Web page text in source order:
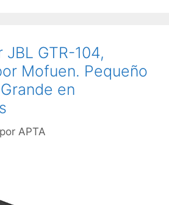
GTR-104,
Mofuen. Pequeño
en
por APTA